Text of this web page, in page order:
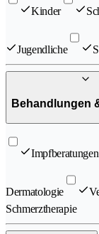
Kinder
Jugendliche
Behandlungen
Dermatologie
Schmerztherapie